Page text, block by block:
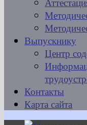
Выпускнику
Центр
Контакты
Карта сайта